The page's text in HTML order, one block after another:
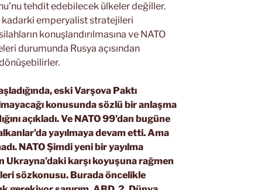
tehdit edebilecek ülkeler değiller.
kadarki emperyalist stratejileri
konuşlandırılmasına ve NATO
durumunda Rusya açısından
eski Varşova Paktı
konusunda sözlü bir anlaşma
açıkladı. Ve NATO 99’dan bugüne
yayılmaya devam etti. Ama
NATO Şimdi yeni bir yayılma
Ukrayna’daki karşı koyuşuna rağmen
sözkonusu. Burada öncelikle